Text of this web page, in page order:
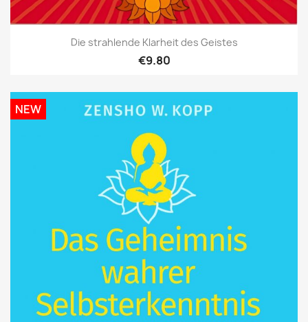
Die strahlende Klarheit des Geistes
€9.80
NEW